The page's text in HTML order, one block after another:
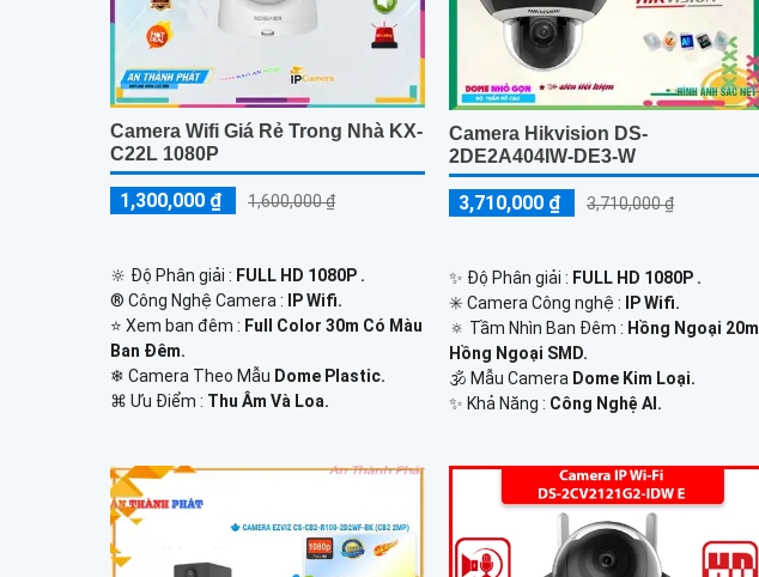
Camera Wifi Giá Rẻ Trong Nhà KX-
C22L 1080P
1,300,000 ₫ 1,600,000 ₫
🔆 Độ Phân giải : FULL HD 1080P .
®️ Công Nghệ Camera :
IP Wifi.
⭐ Xem ban đêm : Full Color 30m Có Màu
Ban Ðêm.
❄ Camera Theo Mẫu Dome Plastic.
️⌘ Ưu Điểm : Thu Âm Và Loa.
Camera Hikvision DS-
2DE2A404IW-DE3-W
3,710,000 ₫ 3,710,000 ₫
✨ Độ Phân giải : FULL HD 1080P .
✳️ Camera Công nghệ :
IP Wifi.
🔅 Tầm Nhìn Ban Đêm : Hồng Ngoại 20m
Hồng Ngoại SMD.
🕉️ Mẫu Camera Dome Kim Loại.
️✨ Khả Năng : Công Nghệ AI.